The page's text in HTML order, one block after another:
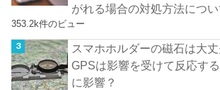
がれる場合の対処方法につい
353.2k件のビュー
スマホホルダーの磁石は大
GPSは影響を受けて反応す
に影響？